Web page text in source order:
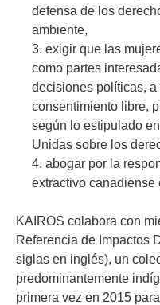
defensa de los
ambiente,
exigir que las
como partes
decisiones políticas, a
consentimiento libre,
según lo estipulado
Unidas sobre los
abogar por la
extractivo canadiense
KAIROS colabora con
Referencia de Impactos
siglas en inglés), un
predominantemente
primera vez en 2015